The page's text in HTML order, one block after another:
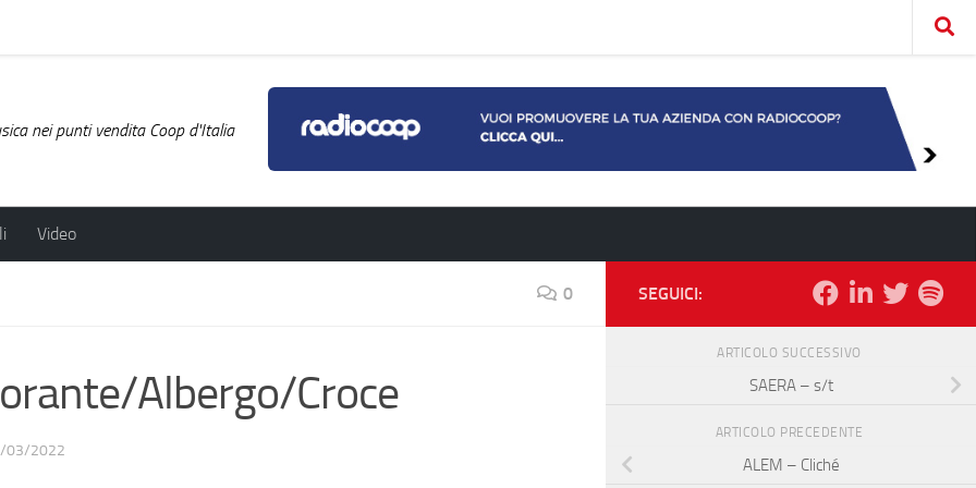
nei punti vendita Coop d'Italia
Video
0
Albergo/Croce
03/2022
SEGUICI:
ARTICOLO SUCCESSIVO
SAERA – s/t
ARTICOLO PRECEDENTE
ALEM – Cliché